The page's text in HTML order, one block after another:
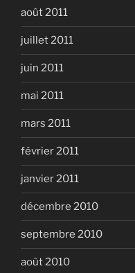
août 2011
juillet 2011
juin 2011
mai 2011
mars 2011
février 2011
janvier 2011
décembre 2010
septembre 2010
août 2010